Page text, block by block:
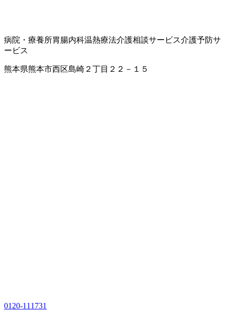
病院・療養所胃腸内科温熱療法介護相談サービス介護予防サ
ービス
熊本県熊本市西区島崎２丁目２２－１５
0120-111731